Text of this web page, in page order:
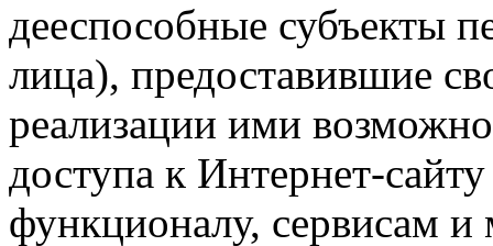
дееспособные субъекты
лица), предоставившие
реализации ими
доступа к Интернет-
функционалу, сервисам и